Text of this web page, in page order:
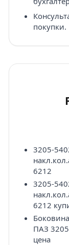
покупки.
3205-
6212
3205-
6212
ПАЗ
цена